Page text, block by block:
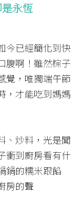
永恆
今已經簡化到快
腹啊！雖然棕子
覺，唯獨端午節
，才能吃到媽媽
、炒料，光是聞
衝到廚房看有什
鍋的糯米跟餡
房的聲